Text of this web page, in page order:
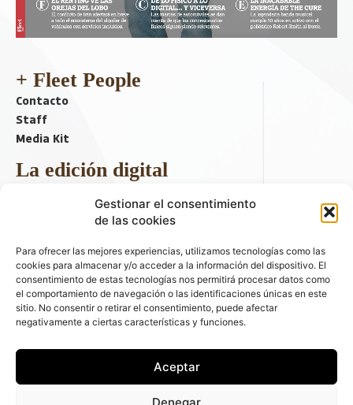
Gestionar el consentimiento
de las cookies
Para ofrecer las mejores experiencias, utilizamos tecnologías como las
cookies para almacenar y/o acceder a la información del dispositivo. El
consentimiento de estas tecnologías nos permitirá procesar datos como
el comportamiento de navegación o las identificaciones únicas en este
sitio. No consentir o retirar el consentimiento, puede afectar
negativamente a ciertas características y funciones.
Aceptar
Denegar
+ Fleet People
Contacto
Staff
Media Kit
La edición digital
Descargar último ejemplar
ir a hemeroteca
+ Contenido en redes sociales